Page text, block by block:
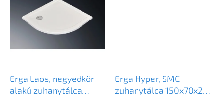
Erga Laos, negyedkör
alakú zuhanytálca
Erga Hyper, SMC
zuhanytálca 150x70x2,6